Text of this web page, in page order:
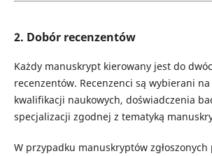
2. Dobór recenzentów
Każdy manuskrypt kierowany jest do
recenzentów. Recenzenci są wybierani
kwalifikacji naukowych, doświadczenia
specjalizacji zgodnej z tematyką
W przypadku manuskryptów